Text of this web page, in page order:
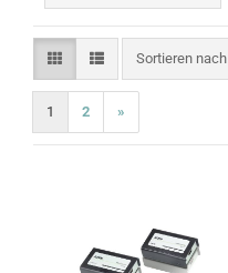
Sortieren nach
Sortieren nach
1 2 »